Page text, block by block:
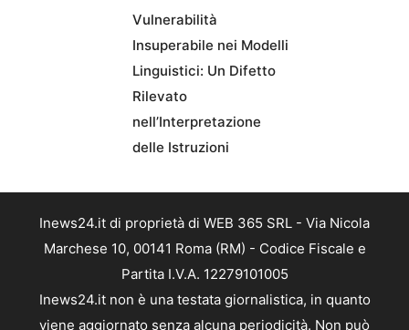
Vulnerabilità
Insuperabile nei Modelli
Linguistici: Un Difetto
Rilevato
nell’Interpretazione
delle Istruzioni
Inews24.it di proprietà di WEB 365 SRL - Via Nicola
Marchese 10, 00141 Roma (RM) - Codice Fiscale e
Partita I.V.A. 12279101005
Inews24.it non è una testata giornalistica, in quanto
viene aggiornato senza alcuna periodicità. Non può